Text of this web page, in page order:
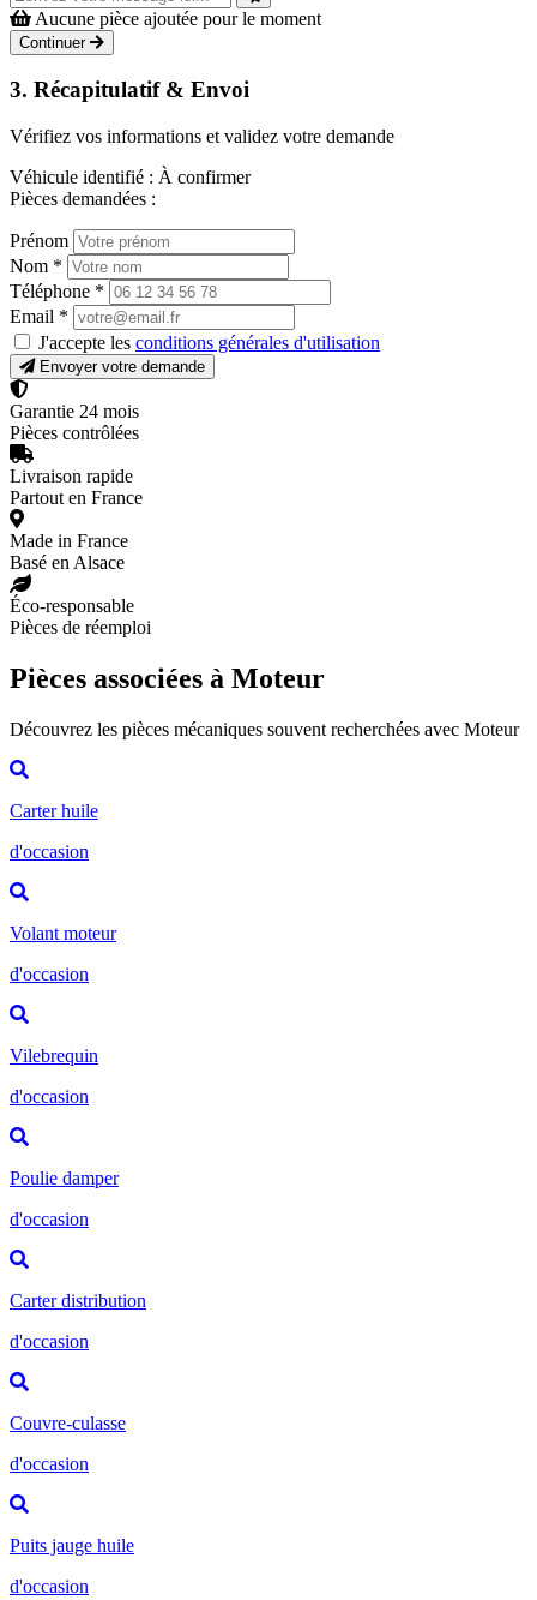
Aucune pièce ajoutée pour le moment
Continuer
3. Récapitulatif & Envoi
Vérifiez vos informations et validez votre demande
Véhicule identifié : À confirmer
Pièces demandées :
Prénom
Nom *
Téléphone *
Email *
J'accepte les conditions générales d'utilisation
Envoyer votre demande
Garantie 24 mois
Pièces contrôlées
Livraison rapide
Partout en France
Made in France
Basé en Alsace
Éco-responsable
Pièces de réemploi
Pièces associées à Moteur
Découvrez les pièces mécaniques souvent recherchées avec Moteur
Carter huile
d'occasion
Volant moteur
d'occasion
Vilebrequin
d'occasion
Poulie damper
d'occasion
Carter distribution
d'occasion
Couvre-culasse
d'occasion
Puits jauge huile
d'occasion